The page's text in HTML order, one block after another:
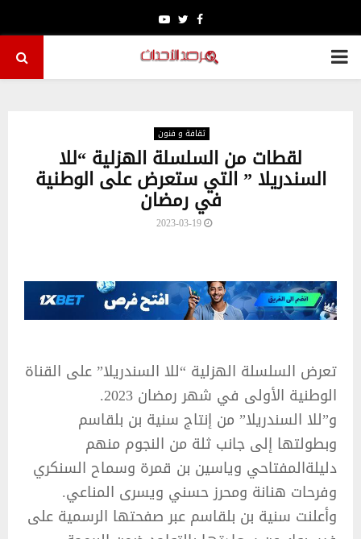
Facebook
Twitter
Youtube
PRIMARY
ثقافة و فنون
لقطات من السلسلة الهزلية “للا
السندريلا ” التي ستعرض على الوطنية
في رمضان
2023-03-19
تعرض السلسلة الهزلية “للا السندريلا” على القناة
الوطنية الأولى في شهر رمضان 2023.
و”للا السندريلا” من إنتاج سنية بن بلقاسم
وبطولتها إلى جانب ثلة من النجوم منهم
دليلةالمفتاحي وياسين بن قمرة وسماح السنكري
وفرحات هنانة ومحرز حسني ويسرى المناعي.
وأعلنت سنية بن بلقاسم عبر صفحتها الرسمية على